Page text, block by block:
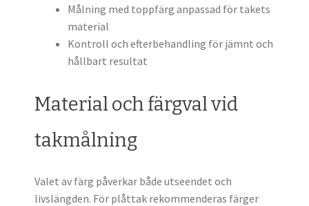
Målning med toppfärg anpassad för takets
material
Kontroll och efterbehandling för jämnt och
hållbart resultat
Material och färgval vid
takmålning
Valet av färg påverkar både utseendet och
livslängden. För plåttak rekommenderas färger